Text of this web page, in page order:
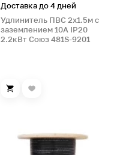
Доставка до 4 дней
Удлинитель ПВС 2х1.5м с
заземлением 10А IP20
2.2кВт Союз 481S-9201